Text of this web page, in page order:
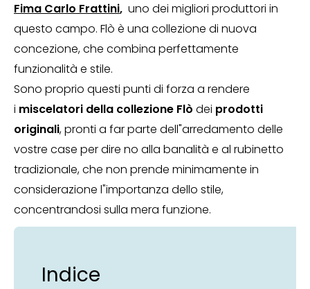
Fima Carlo Frattini, uno dei migliori produttori in
questo campo. Flò è una collezione di nuova
concezione, che combina perfettamente
funzionalità e stile.
Sono proprio questi punti di forza a rendere
i miscelatori della collezione Flò dei prodotti
originali, pronti a far parte dell"arredamento delle
vostre case per dire no alla banalità e al rubinetto
tradizionale, che non prende minimamente in
considerazione l"importanza dello stile,
concentrandosi sulla mera funzione.
Indice